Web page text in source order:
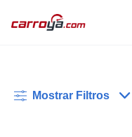
Mostrar Filtros